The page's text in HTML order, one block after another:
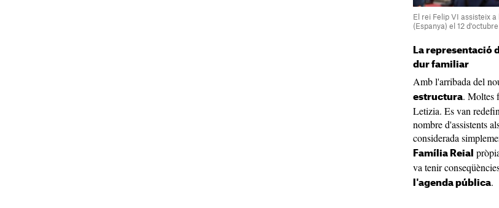
El rei Felip VI assisteix
(Espanya) el 12
La representació
dur familiar
Amb l'arribada del
estructura. Moltes
Letizia. Es van
nombre d'assistents
considerada
Família Reial
va tenir
l'agenda pública.